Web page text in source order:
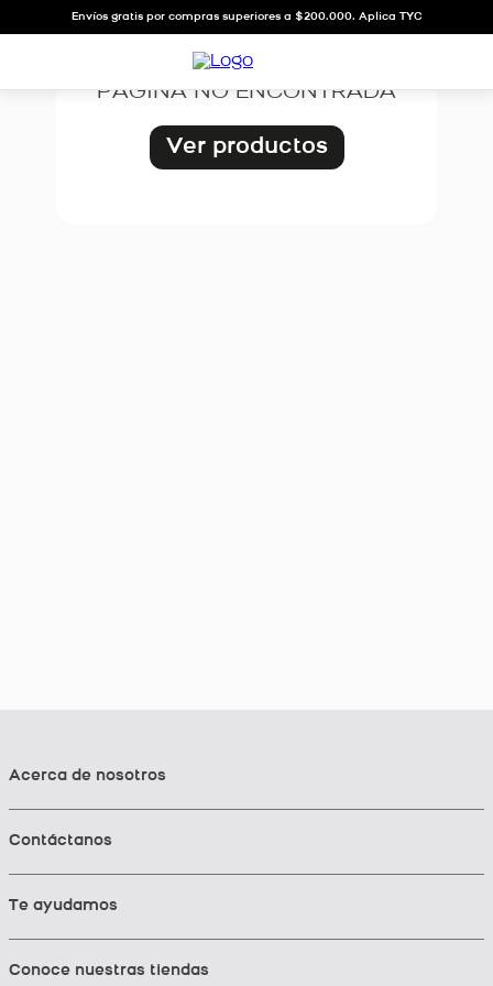
Envíos gratis por compras superiores a $200.000. Aplica TYC
OOPS!
PÁGINA NO ENCONTRADA
Ver productos
Acerca de nosotros
Contáctanos
Te ayudamos
Conoce nuestras tiendas